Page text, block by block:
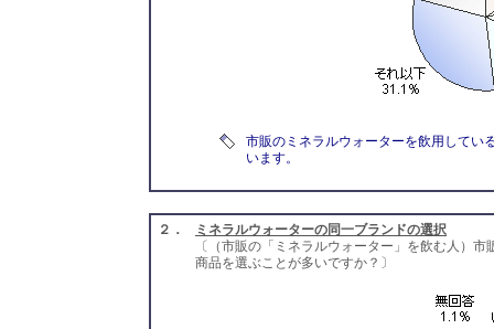
市販のミネラルウォーターを飲用してい
います。
２．
ミネラルウォーターの同一ブランドの選択
〔（市販の「ミネラルウォーター」を飲む人）
商品を選ぶことが多いですか？〕